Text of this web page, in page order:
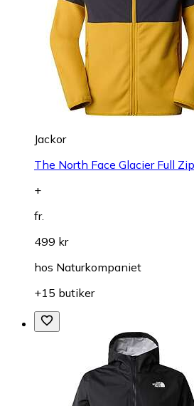
Jackor
The North Face Glacier Full
+
fr.
499 kr
hos Naturkompaniet
+15 butiker